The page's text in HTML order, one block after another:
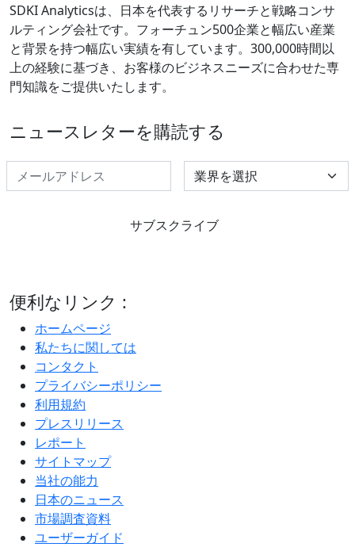
SDKI Analyticsは、日本を代表するリサーチと戦略コンサ
ルティング会社です。フォーチュン500企業と幅広い産業
と背景を持つ幅広い実績を有しています。300,000時間以
上の経験に基づき、お客様のビジネスニーズに合わせた専
門知識をご提供いたします。
ニュースレターを購読する
Select Industry
サブスクライブ
便利なリンク :
ホームページ
私たちに関しては
コンタクト
プライバシーポリシー
利用規約
プレスリリース
レポート
サイトマップ
当社の能力
日本のニュース
市場調査資料
ユーザーガイド